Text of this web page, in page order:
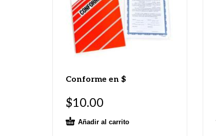
Conforme en $
$10.00
Añadir al carrito